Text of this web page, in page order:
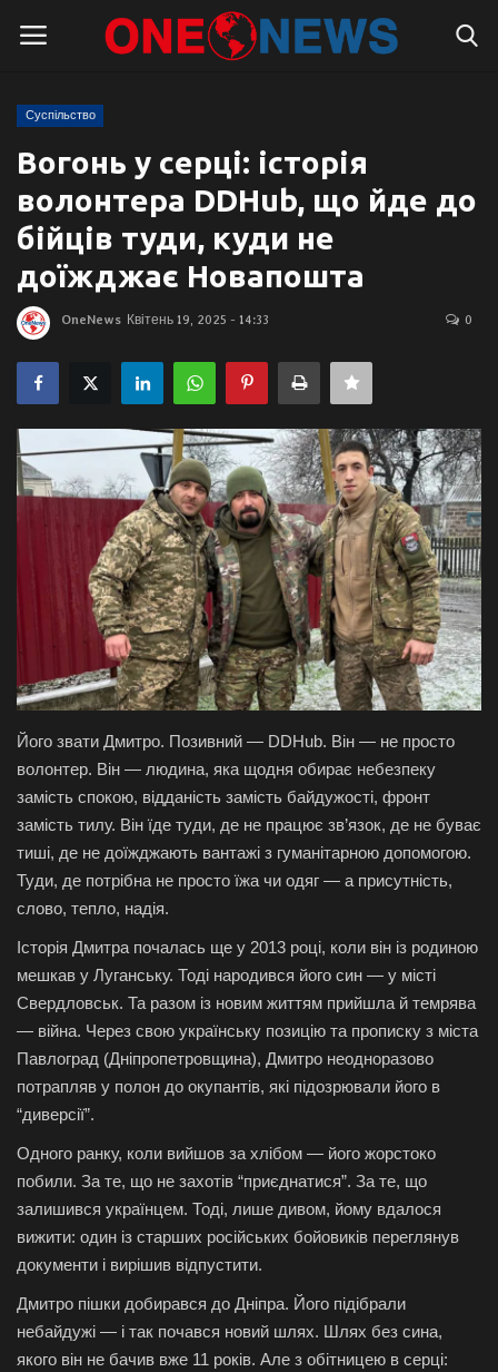
Логін
Головна
Контакти
Про нас
Підтримати проєкт
Правила для блогерів
Суспільство
Політика
Економіка
Технології
Спорт
Авто
Відео
Мова
English Ukraine
Суспільство
Вогонь у серці: історія
волонтера DDHub, що йде до
бійців туди, куди не
доїжджає Новапошта
OneNews Квітень 19, 2025 - 14:33 0
Його звати Дмитро. Позивний — DDHub. Він — не просто
волонтер. Він — людина, яка щодня обирає небезпеку
замість спокою, відданість замість байдужості, фронт
замість тилу. Він їде туди, де не працює зв’язок, де не буває
тиші, де не доїжджають вантажі з гуманітарною допомогою.
Туди, де потрібна не просто їжа чи одяг — а присутність,
слово, тепло, надія.
Історія Дмитра почалась ще у 2013 році, коли він із родиною
мешкав у Луганську. Тоді народився його син — у місті
Свердловськ. Та разом із новим життям прийшла й темрява
— війна. Через свою українську позицію та прописку з міста
Павлоград (Дніпропетровщина), Дмитро неодноразово
потрапляв у полон до окупантів, які підозрювали його в
“диверсії”.
Одного ранку, коли вийшов за хлібом — його жорстоко
побили. За те, що не захотів “приєднатися”. За те, що
залишився українцем. Тоді, лише дивом, йому вдалося
вижити: один із старших російських бойовиків переглянув
документи і вирішив відпустити.
Дмитро пішки добирався до Дніпра. Його підібрали
небайдужі — і так почався новий шлях. Шлях без сина,
якого він не бачив вже 11 років. Але з обітницею в серці: